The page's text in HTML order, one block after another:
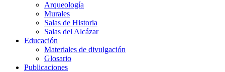
Arqueología
Murales
Salas de Historia
Salas del Alcázar
Educación
Materiales de divulgación
Glosario
Publicaciones